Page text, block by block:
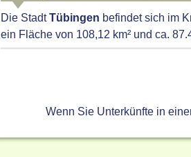
Die StadtTübingen befindet sich im
ein Fläche von 108,12 km² und ca.
Wenn Sie Unterkünfte in